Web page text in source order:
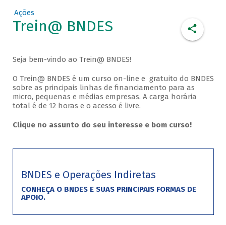
Ações
Trein@ BNDES
Seja bem-vindo ao Trein@ BNDES!
O Trein@ BNDES é um curso on-line e gratuito do BNDES
sobre as principais linhas de financiamento para as
micro, pequenas e médias empresas. A carga horária
total é de 12 horas e o acesso é livre.
Clique no assunto do seu interesse e bom curso!
BNDES e Operações Indiretas
CONHEÇA O BNDES E SUAS PRINCIPAIS FORMAS DE
APOIO.